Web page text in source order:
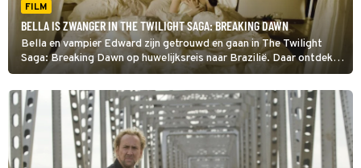
FILM
BELLA IS ZWANGER IN THE TWILIGHT SAGA: BREAKING DAWN
Bella en vampier Edward zijn getrouwd en gaan in The Twilight
Saga: Breaking Dawn op huwelijksreis naar Brazilië. Daar ontdekt
Bella dat ze zwanger is. Hun ongeboren kindje zet de gespannen
verhouding met de weerwolven verder onder druk.